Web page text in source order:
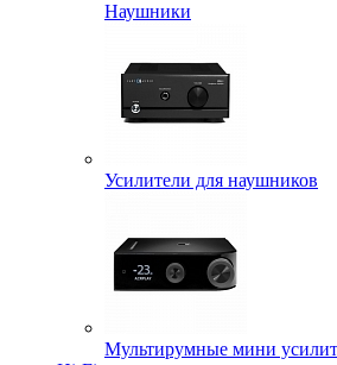
Наушники
Усилители для наушников
Мультирумные мини